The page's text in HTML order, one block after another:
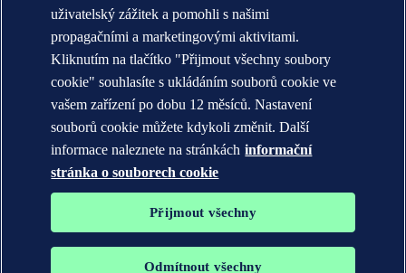
Prohlášení o ochraně soukromí
Podmínky použití
Copyright © DNV AS 2026
Informace o cookies
uživatelský zážitek a pomohli s našimi
propagačními a marketingovými aktivitami.
Kliknutím na tlačítko "Přijmout všechny soubory
cookie" souhlasíte s ukládáním souborů cookie ve
vašem zařízení po dobu 12 měsíců. Nastavení
souborů cookie můžete kdykoli změnit. Další
informace naleznete na stránkách informační
stránka o souborech cookie
Přijmout všechny
Odmítnout všechny